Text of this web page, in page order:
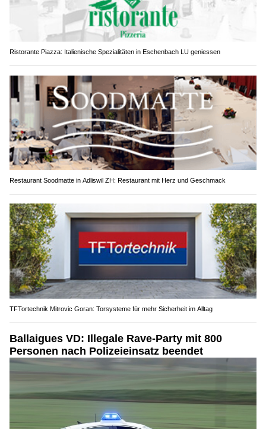
Ristorante Piazza: Italienische Spezialitäten in Eschenbach LU geniessen
Restaurant Soodmatte in Adliswil ZH: Restaurant mit Herz und Geschmack
TFTortechnik Mitrovic Goran: Torsysteme für mehr Sicherheit im Alltag
Ballaigues VD: Illegale Rave-Party mit 800
Personen nach Polizeieinsatz beendet